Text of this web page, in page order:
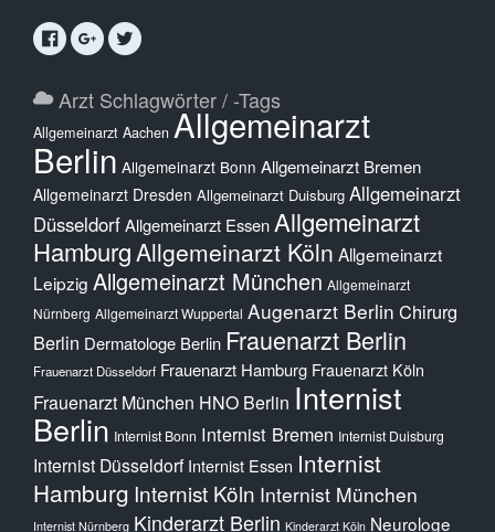
Arzt Schlagwörter / -Tags
Allgemeinarzt Aachen Allgemeinarzt
Berlin Allgemeinarzt Bonn Allgemeinarzt Bremen
Allgemeinarzt Dresden Allgemeinarzt Duisburg Allgemeinarzt
DüsseldorfAllgemeinarzt Essen Allgemeinarzt
HamburgAllgemeinarzt Köln Allgemeinarzt
Leipzig Allgemeinarzt München Allgemeinarzt
Nürnberg Allgemeinarzt Wuppertal Augenarzt Berlin Chirurg
Berlin Dermatologe Berlin Frauenarzt Berlin
Frauenarzt Düsseldorf Frauenarzt Hamburg Frauenarzt Köln
Frauenarzt München HNO Berlin Internist
Berlin Internist Bonn Internist Bremen Internist Duisburg
Internist Düsseldorf Internist Essen Internist
Hamburg Internist Köln Internist München
Internist Nürnberg Kinderarzt Berlin Kinderarzt Köln Neurologe